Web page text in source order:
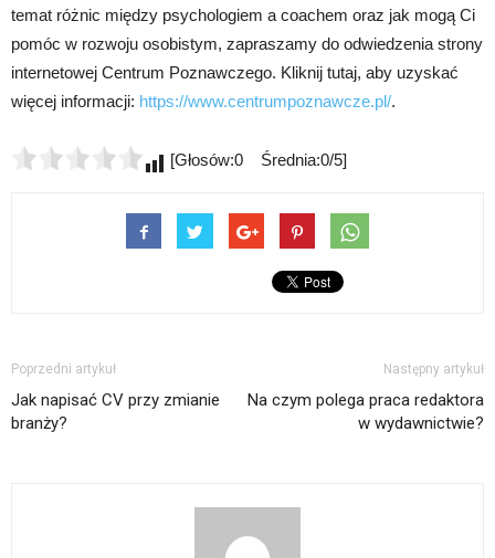
temat różnic między psychologiem a coachem oraz jak mogą Ci
pomóc w rozwoju osobistym, zapraszamy do odwiedzenia strony
internetowej Centrum Poznawczego. Kliknij tutaj, aby uzyskać
więcej informacji: https://www.centrumpoznawcze.pl/.
[Głosów:0 Średnia:0/5]
Poprzedni artykuł
Jak napisać CV przy zmianie
branży?
Następny artykuł
Na czym polega praca redaktora
w wydawnictwie?